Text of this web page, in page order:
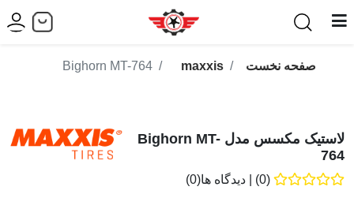
صفحه نخست maxxis
Bighorn MT-764
لاستیک مکسس مدل Bighorn MT-
764
(0) دیدگاه ها(0)